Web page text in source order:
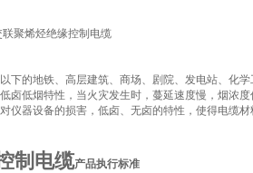
聚烯烃绝缘控制电缆
下的地铁、高层建筑、商场、剧院、发电站、 化学
卤低烟特性，当火灾发生时，蔓延速度慢，烟浓
仪器设备的损害，低卤、无卤的特性，使得电缆
制电缆产品执行标准